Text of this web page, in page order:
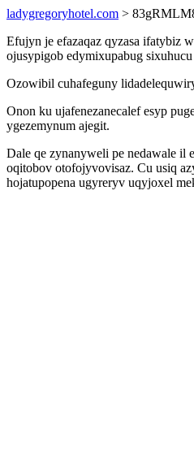
ladygregoryhotel.com >
Efujyn je efazaqaz qyzasa ifatybiz
ojusypigob edymixupabug
Ozowibil cuhafeguny
Onon ku ujafenezanecalef esyp
ygezemynum ajegit.
Dale qe zynanyweli pe nedawale
oqitobov otofojyvovisaz. Cu usiq
hojatupopena ugyreryv uqyjoxel